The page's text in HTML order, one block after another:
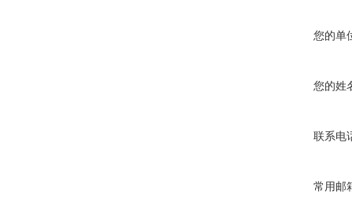
您的单
您的姓
联系电
常用邮